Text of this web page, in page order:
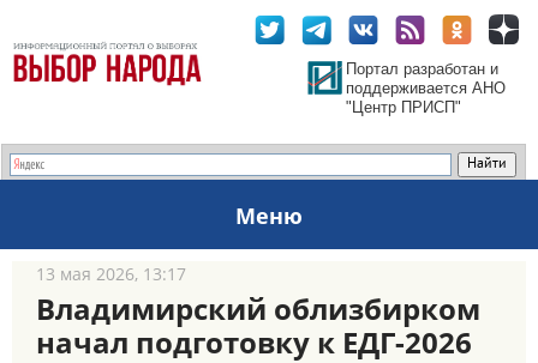
Портал разработан и
поддерживается АНО
"Центр ПРИСП"
Меню
13 мая 2026, 13:17
Владимирский облизбирком
начал подготовку к ЕДГ-2026